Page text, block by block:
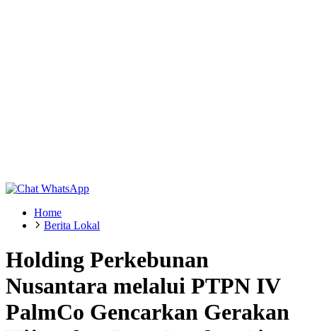
Home
Berita Lokal
Holding Perkebunan
Nusantara melalui PTPN IV
PalmCo Gencarkan Gerakan